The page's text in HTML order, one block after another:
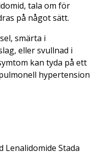
tala om för
på något sätt.
smärta i
eller svullnad i
kan tyda på ett
hypertension
Lenalidomide Stada